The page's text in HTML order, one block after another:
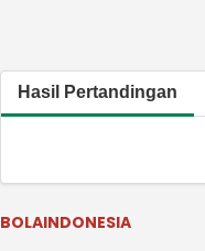
Hasil Pertandingan
BOLAINDONESIA